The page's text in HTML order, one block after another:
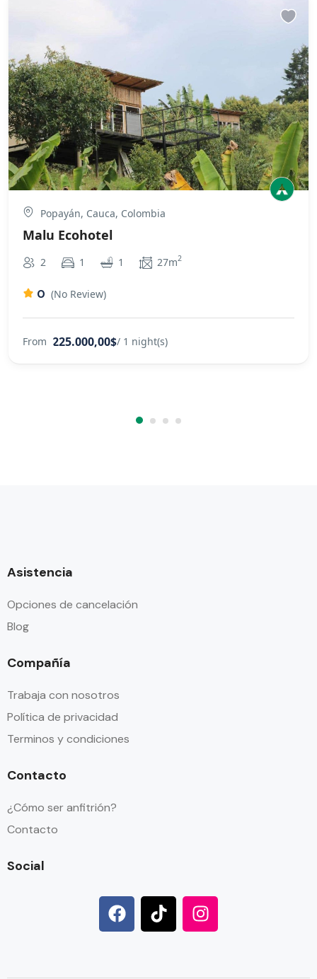
Popayán, Cauca, Colombia
Malu Ecohotel
2 1 1 27m2
0 (No Review)
From 225.000,00$/ 1 night(s)
Asistencia
Opciones de cancelación
Blog
Compañía
Trabaja con nosotros
Política de privacidad
Terminos y condiciones
Contacto
¿Cómo ser anfitrión?
Contacto
Social